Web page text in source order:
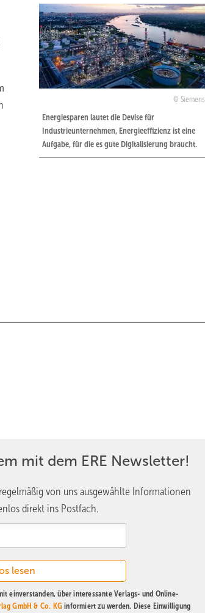
Siemens
Energiesparen lautet die Devise für
Industrieunternehmen, Energieeffizienz ist eine
Aufgabe, für die es gute Digitalisierung braucht.
mit dem ERE Newsletter!
von uns ausgewählte Informationen
direkt ins Postfach.
einverstanden, über interessante Verlags- und Online-
GmbH & Co. KG informiert zu werden. Diese Einwilligung